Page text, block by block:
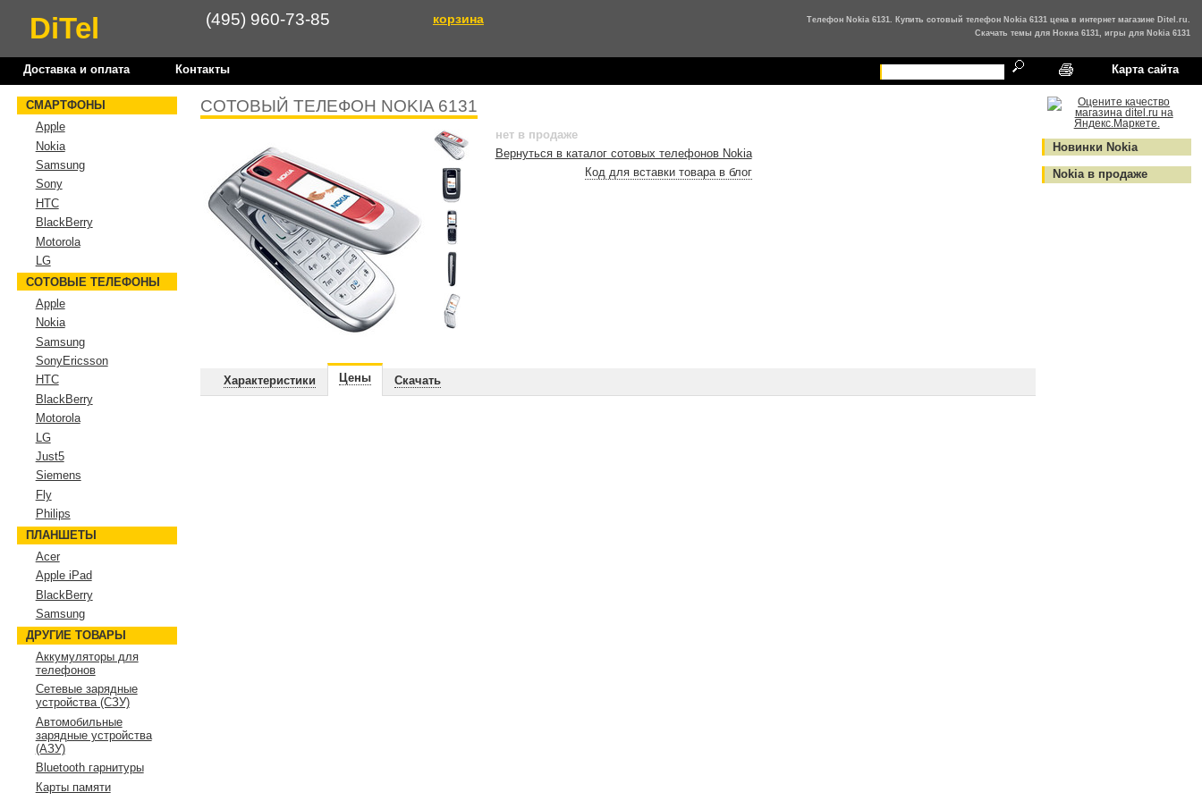
Телефон Nokia 6131. Купить сотовый телефон Nokia 6131 цена в интернет магазине Ditel.ru.
Cкачать темы для Нокиа 6131, игры для Nokia 6131
DiTel (495) 960-73-85 корзина
Доставка и оплата Контакты Карта сайта
СОТОВЫЙ ТЕЛЕФОН NOKIA 6131
нет в продаже
Вернуться в каталог сотовых телефонов Nokia
Код для вставки товара в блог
Характеристики Цены Скачать
Новинки Nokia
Nokia в продаже
СМАРТФОНЫ
Apple
Nokia
Samsung
Sony
HTC
BlackBerry
Motorola
LG
СОТОВЫЕ ТЕЛЕФОНЫ
Apple
Nokia
Samsung
SonyEricsson
HTC
BlackBerry
Motorola
LG
Just5
Siemens
Fly
Philips
ПЛАНШЕТЫ
Acer
Apple iPad
BlackBerry
Samsung
ДРУГИЕ ТОВАРЫ
Аккумуляторы для
телефонов
Сетевые зарядные
устройства (СЗУ)
Автомобильные
зарядные устройства
(АЗУ)
Bluetooth гарнитуры
Карты памяти